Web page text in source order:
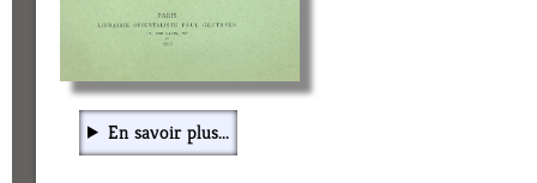
En savoir plus...